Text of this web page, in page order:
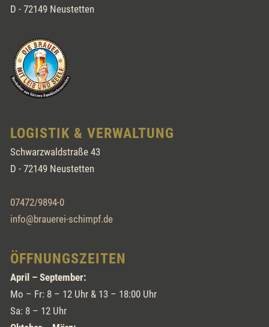
D - 72149 Neustetten
LOGISTIK & VERWALTUNG
Schwarzwaldstraße 43
D - 72149 Neustetten
07472/9894-0
info@brauerei-schimpf.de
ÖFFNUNGSZEITEN
April – September:
Mo – Fr: 8 – 12 Uhr & 13 – 18:00 Uhr
Sa: 8 – 12 Uhr